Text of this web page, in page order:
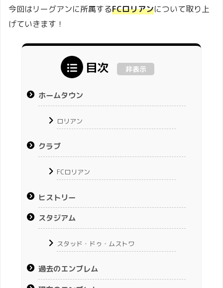
今回はリーグアンに所属するFCロリアンについて取り上
げていきます！
目次 非表示
ホームタウン
ロリアン
クラブ
FCロリアン
ヒストリー
スタジアム
スタッド・ドゥ・ムストワ
過去のエンブレム